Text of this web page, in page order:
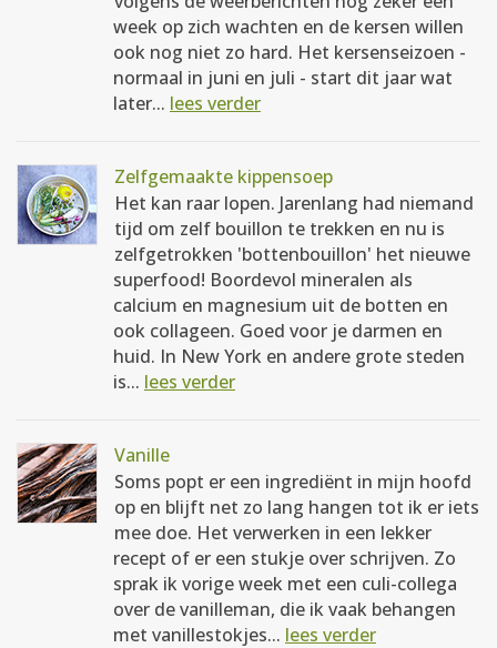
week op zich wachten en de kersen willen
ook nog niet zo hard. Het kersenseizoen -
normaal in juni en juli - start dit jaar wat
later... lees verder
Zelfgemaakte kippensoep
Het kan raar lopen. Jarenlang had niemand
tijd om zelf bouillon te trekken en nu is
zelfgetrokken 'bottenbouillon' het nieuwe
superfood! Boordevol mineralen als
calcium en magnesium uit de botten en
ook collageen. Goed voor je darmen en
huid. In New York en andere grote steden
is... lees verder
Vanille
Soms popt er een ingrediënt in mijn hoofd
op en blijft net zo lang hangen tot ik er iets
mee doe. Het verwerken in een lekker
recept of er een stukje over schrijven. Zo
sprak ik vorige week met een culi-collega
over de vanilleman, die ik vaak behangen
met vanillestokjes... lees verder